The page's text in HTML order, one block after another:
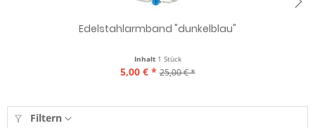
Edelstahlarmband "dunkelblau"
Inhalt 1 Stück
5,00 € * 25,00 € *
Filtern